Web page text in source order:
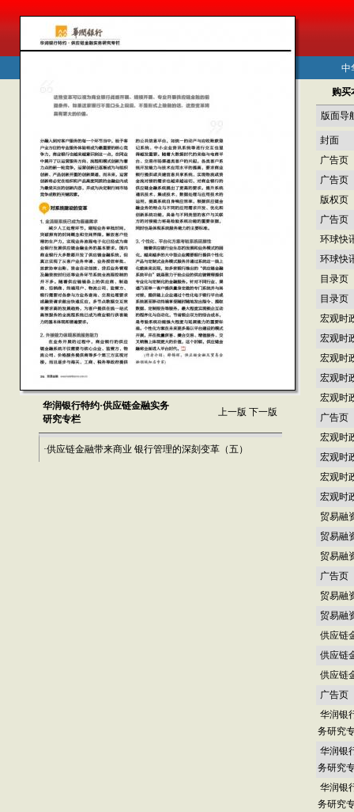
华润银行特约·供应链金融实务
研究专栏
上一版 下一版
·供应链金融带来商业 银行管理的深刻变革（五）
购买
版面导
封面
广告页
广告页
版权页
广告页
环球快
环球快
目录页
目录页
宏观时
宏观时
宏观时
宏观时
宏观时
广告页
宏观时
宏观时
宏观时
宏观时
贸易融
贸易融
贸易融
广告页
贸易融
贸易融
供应链
供应链
供应链
广告页
华润银
务研究
华润银
务研究
华润银
务研究